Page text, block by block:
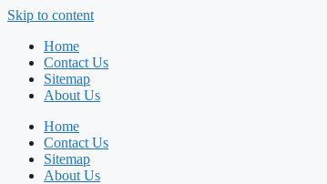
Skip to content
Home
Contact Us
Sitemap
About Us
Home
Contact Us
Sitemap
About Us